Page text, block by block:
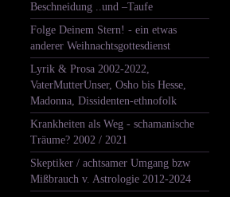
Beschneidung ..und –Taufe
Folge Deinem Stern! - ein etwas
anderer Weihnachtsgottesdienst
Lyrik & Prosa 2002-2022,
VaterMutterUnser, Osho bis Hesse,
Madonna, Dissidenten-ethnofolk
Krankheiten als Weg - schamanische
Träume? 2002 / 2021
Skeptiker / achtsamer Umgang bzw
Mißbrauch v. Astrologie 2012-2024